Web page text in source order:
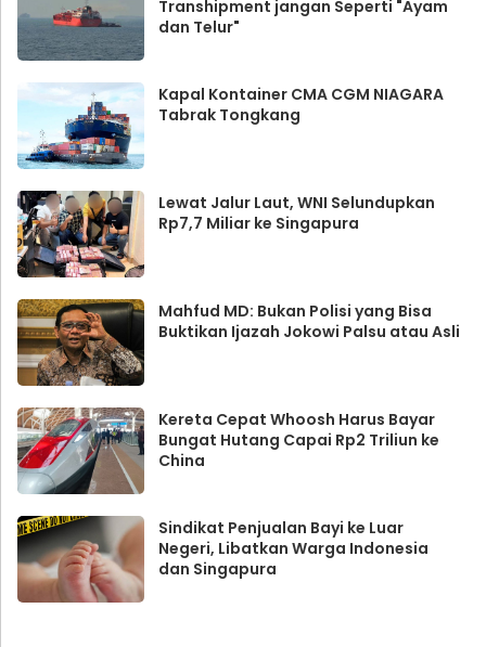
Transhipment jangan Seperti "Ayam
dan Telur"
Kapal Kontainer CMA CGM NIAGARA
Tabrak Tongkang
Lewat Jalur Laut, WNI Selundupkan
Rp7,7 Miliar ke Singapura
Mahfud MD: Bukan Polisi yang Bisa
Buktikan Ijazah Jokowi Palsu atau Asli
Kereta Cepat Whoosh Harus Bayar
Bungat Hutang Capai Rp2 Triliun ke
China
Sindikat Penjualan Bayi ke Luar
Negeri, Libatkan Warga Indonesia
dan Singapura